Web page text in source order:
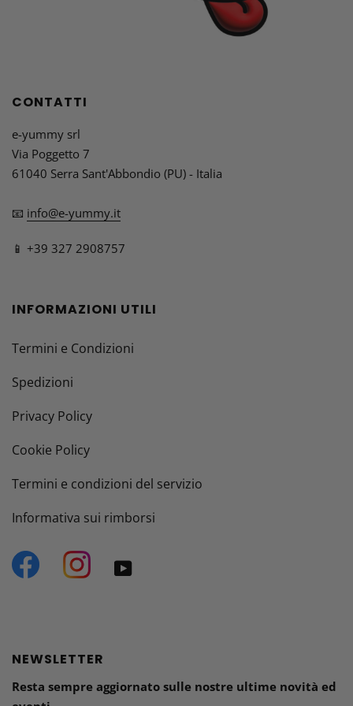
CONTATTI
e-yummy srl
Via Poggetto 7
61040 Serra Sant'Abbondio (PU) - Italia
📧 info@e-yummy.it
📱 +39 327 2908757
INFORMAZIONI UTILI
Termini e Condizioni
Spedizioni
Privacy Policy
Cookie Policy
Termini e condizioni del servizio
Informativa sui rimborsi
FacebookInstagramYouTube
NEWSLETTER
Resta sempre aggiornato sulle nostre ultime novità ed